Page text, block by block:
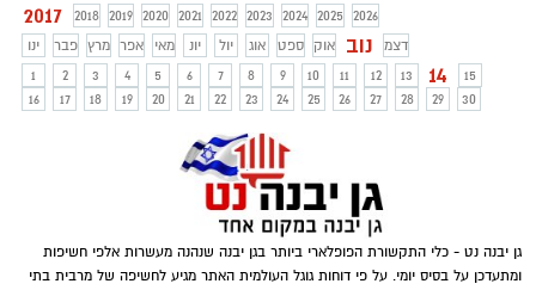
2017 2018 2019 2020 2021 2022 2023 2024 2025
2026
ינו
פבר מרץ אפר מאי יונ יול אוג ספט אוק נוב
דצמ
1
2 3 4 5 6 7 8 9 10 11 12 13 14
15
16
17 18 19 20 21 22 23 24 25 26 27 28 29 30
גן יבנה נט - כלי התקשורת הפופלארי ביותר בגן יבנה שנהנה מעשרות אלפי חשיפות
ומתעדכן על בסיס יומי. על פי דוחות גוגל העולמית האתר מגיע לחשיפה של מרבית בתי